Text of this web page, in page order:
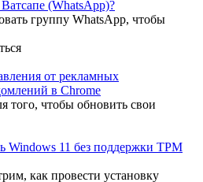
(WhatsApp)?
группу WhatsApp, чтобы
от рекламных
в Chrome
того, чтобы обновить свои
Windows 11 без поддержки TPM
как провести установку